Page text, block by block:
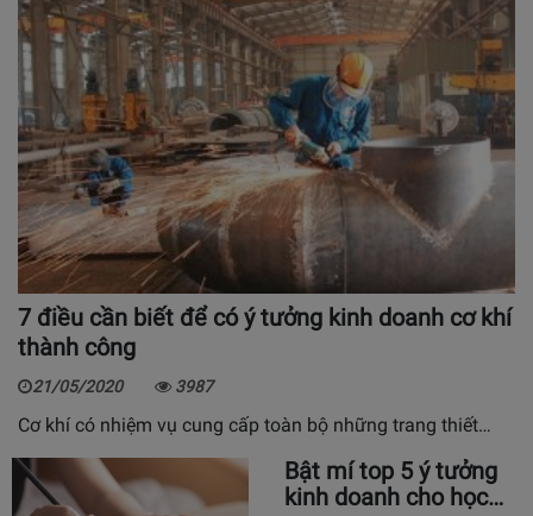
7 điều cần biết để có ý tưởng kinh doanh cơ khí
thành công
21/05/2020 3987
Cơ khí có nhiệm vụ cung cấp toàn bộ những trang thiết…
Bật mí top 5 ý tưởng
kinh doanh cho học…